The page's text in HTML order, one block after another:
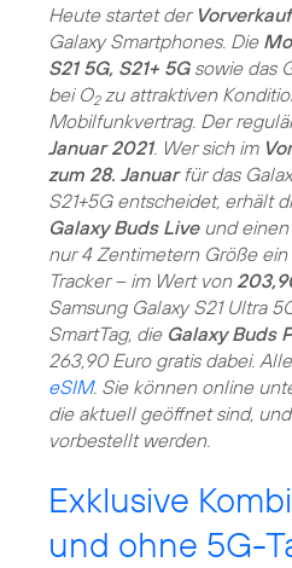
Heute startet der Vorverkauf
Galaxy Smartphones. Die
S21 5G, S21+ 5Gsowie das
bei O2zu attraktiven
Mobilfunkvertrag. Der
Januar 2021. Wer sich im
zum 28. Januarfür das
S21+5G entscheidet, erhält
Galaxy Buds Liveund einen
nur 4 Zentimetern Größe
Tracker – im Wert von
Samsung Galaxy S21 Ultra
SmartTag, die Galaxy Buds
263,90 Euro gratis dabei.
eSIM. Sie können online
die aktuell geöffnet sind,
vorbestellt werden.
Exklusive
und ohne 5G-